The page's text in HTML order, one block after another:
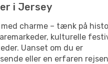
i Jersey
charme – tænk på
kulturelle
Uanset om du er
eller en erfaren